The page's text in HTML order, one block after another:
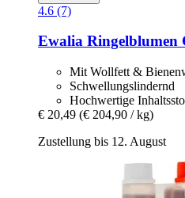
4.6 (7)
Ewalia Ringelblumen
Mit Wollfett &
Schwellungslindernd
Hochwertige
€ 20,49 (€ 204,90 / kg)
Zustellung bis 12. August